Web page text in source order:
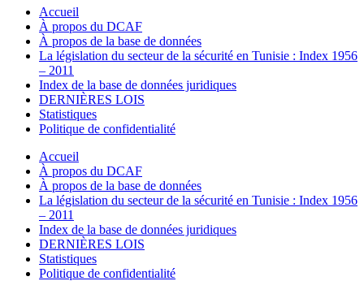
Accueil
À propos du DCAF
À propos de la base de données
La législation du secteur de la sécurité en Tunisie : Index 1956
– 2011
Index de la base de données juridiques
DERNIÈRES LOIS
Statistiques
Politique de confidentialité
Accueil
À propos du DCAF
À propos de la base de données
La législation du secteur de la sécurité en Tunisie : Index 1956
– 2011
Index de la base de données juridiques
DERNIÈRES LOIS
Statistiques
Politique de confidentialité